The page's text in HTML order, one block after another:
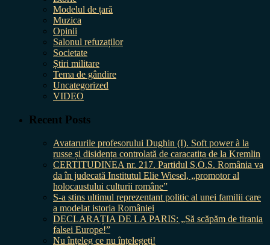
Modelul de țară
Muzica
Opinii
Salonul refuzaților
Societate
Știri militare
Tema de gândire
Uncategorized
VIDEO
Recent Posts
Avatarurile profesorului Dughin (I). Soft power à la
russe și disidența controlată de caracatița de la Kremlin
CERTITUDINEA nr. 217. Partidul S.O.S. România va
da în judecată Institutul Elie Wiesel, „promotor al
holocaustului culturii române”
S-a stins ultimul reprezentant politic al unei familii care
a modelat istoria României
DECLARAȚIA DE LA PARIS: „Să scăpăm de tirania
falsei Europe!”
Nu înțeleg ce nu înțelegeți!